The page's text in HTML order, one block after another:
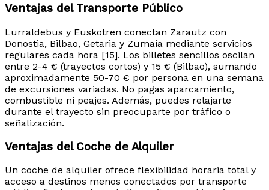
Ventajas del Transporte Público
Lurraldebus y Euskotren conectan Zarautz con
Donostia, Bilbao, Getaria y Zumaia mediante servicios
regulares cada hora [15]. Los billetes sencillos oscilan
entre 2-4 € (trayectos cortos) y 15 € (Bilbao), sumando
aproximadamente 50-70 € por persona en una semana
de excursiones variadas. No pagas aparcamiento,
combustible ni peajes. Además, puedes relajarte
durante el trayecto sin preocuparte por tráfico o
señalización.
Ventajas del Coche de Alquiler
Un coche de alquiler ofrece flexibilidad horaria total y
acceso a destinos menos conectados por transporte